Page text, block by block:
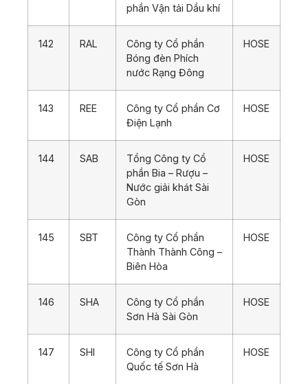
phần Vận tải Dầu khí
142 RAL
Công ty Cổ phần
Bóng đèn Phích
nước Rạng Đông
HOSE
143 REE
Công ty Cổ phần Cơ
Điện Lạnh
HOSE
144 SAB
Tổng Công ty Cổ
phần Bia – Rượu –
Nước giải khát Sài
Gòn
HOSE
145 SBT
Công ty Cổ phần
Thành Thành Công –
Biên Hòa
HOSE
146 SHA
Công ty Cổ phần
Sơn Hà Sài Gòn
HOSE
147 SHI
Công ty Cổ phần
Quốc tế Sơn Hà
HOSE